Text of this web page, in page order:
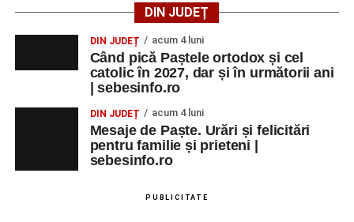
DIN JUDEȚ
DIN JUDEȚ acum 4 luni
Când pică Paștele ortodox și cel
catolic în 2027, dar și în următorii ani
| sebesinfo.ro
DIN JUDEȚ acum 4 luni
Mesaje de Paște. Urări și felicitări
pentru familie și prieteni |
sebesinfo.ro
PUBLICITATE